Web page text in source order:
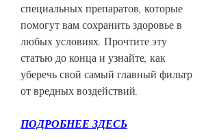
специальных препаратов, которые
помогут вам сохранить здоровье в
любых условиях. Прочтите эту
статью до конца и узнайте, как
уберечь свой самый главный фильтр
от вредных воздействий.
ПОДРОБНЕЕ ЗДЕСЬ